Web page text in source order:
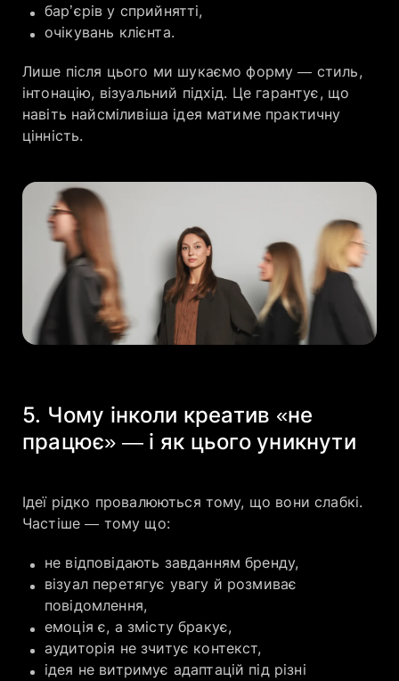
бар’єрів у сприйнятті,
очікувань клієнта.
Лише після цього ми шукаємо форму — стиль,
інтонацію, візуальний підхід. Це гарантує, що
навіть найсміливіша ідея матиме практичну
цінність.
5. Чому інколи креатив «не
працює» — і як цього уникнути
Ідеї рідко провалюються тому, що вони слабкі.
Частіше — тому що:
не відповідають завданням бренду,
візуал перетягує увагу й розмиває
повідомлення,
емоція є, а змісту бракує,
аудиторія не зчитує контекст,
ідея не витримує адаптацій під різні